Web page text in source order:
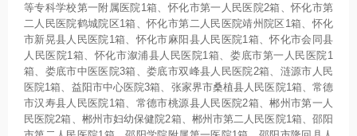
等专科学校第一附属医院1箱、怀化市第一人民医院2箱、怀化市第
二人民医院鹤城院区1箱、怀化市第二人民医院靖州院区1箱、怀化
市新晃县人民医院1箱、怀化市麻阳县人民医院1箱、怀化市会同县
人民医院1箱、怀化市溆浦县人民医院1箱、娄底市第一人民医院1
箱、娄底市中医医院3箱、娄底市双峰县人民医院2箱、涟源市人民
医院1箱、益阳市中心医院3箱、张家界市桑植县人民医院1箱、常德
市汉寿县人民医院1箱、常德市桃源县人民医院2箱、郴州市第一人
民医院2箱、郴州市妇幼保健院2箱、郴州市第二人民医院1箱、邵阳